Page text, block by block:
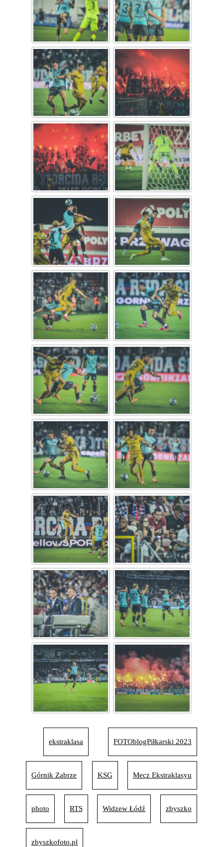
ekstraklasa FOTOblogPiłkarski 2023
Górnik Zabrze KSG Mecz Ekstraklasyu
photo RTS Widzew Łódź zbyszko
zbyszkofoto.pl